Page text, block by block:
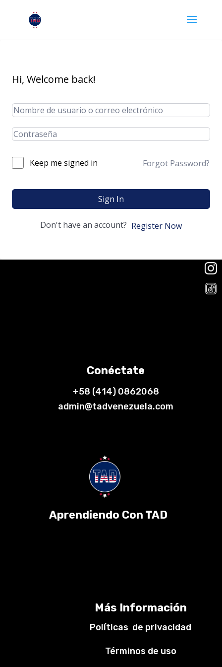
Hi, Welcome back!
Keep me signed in Forgot Password?
Sign In
Don't have an account? Register Now
Conéctate
+58 (414) 0862068
admin@tadvenezuela.com
Aprendiendo Con TAD
Más Información
Políticas de privacidad
Términos de uso